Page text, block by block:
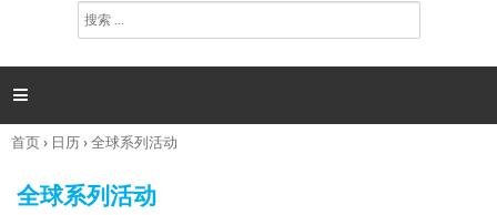
搜
索

你
这
首页› 日历›全球系列活动
全球系列活动